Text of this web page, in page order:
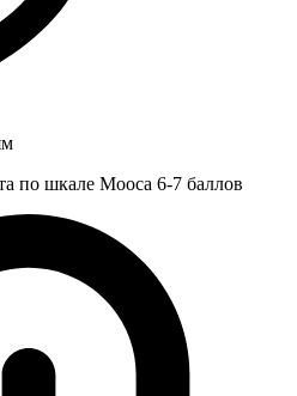
по шкале Мооса 6-7 баллов